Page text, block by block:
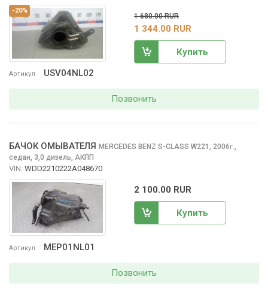
-20%
Артикул USV04NL02
1 680.00 RUR
1 344.00 RUR
Купить
Позвонить
Артикул MEP01NL01
БАЧОК ОМЫВАТЕЛЯ MERCEDES BENZ S-CLASS W221, 2006г.,
седан, 3,0 дизель, АКПП
VIN: WDD2210222A048670
2 100.00 RUR
Купить
Позвонить